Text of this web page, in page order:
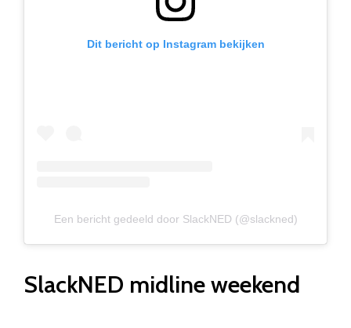
Dit bericht op Instagram bekijken
Een bericht gedeeld door SlackNED (@slackned)
SlackNED midline weekend